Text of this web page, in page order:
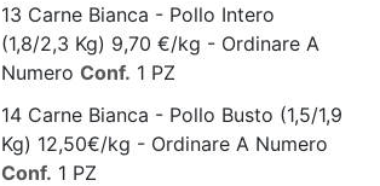
13 Carne Bianca - Pollo Intero
(1,8/2,3 Kg) 9,70 €/kg - Ordinare A
Numero Conf. 1 PZ
14 Carne Bianca - Pollo Busto (1,5/1,9
Kg) 12,50€/kg - Ordinare A Numero
Conf. 1 PZ